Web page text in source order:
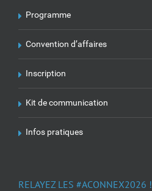
Programme
Convention d’affaires
Inscription
Kit de communication
Infos pratiques
RELAYEZ LES #ACONNEX2026 !